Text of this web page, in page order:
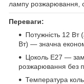
лампу розжарювання,
Переваги:
Потужність 12
Вт) — значна
Цоколь E27 —
розжарювання без
Температура